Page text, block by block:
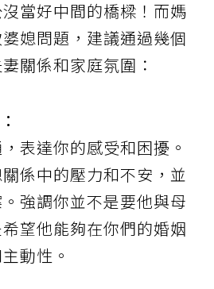
當好中間的橋樑！而媽
媳問題，建議通過幾個
關係和家庭氛圍：
表達你的感受和困擾。
係中的壓力和不安，並
強調你並不是要他與母
望他能夠在你們的婚姻
動性。